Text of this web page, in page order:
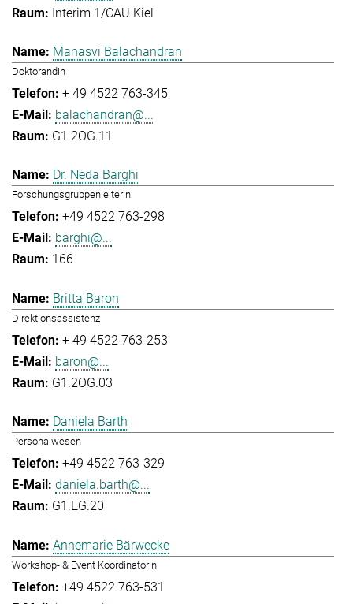
Interim 1/CAU Kiel
Manasvi Balachandran
Doktorandin
+ 49 4522 763-345
balachandran@...
G1.2OG.11
Dr. Neda Barghi
Forschungsgruppenleiterin
+49 4522 763-298
barghi@...
166
Britta Baron
Direktionsassistenz
+ 49 4522 763-253
baron@...
G1.2OG.03
Daniela Barth
Personalwesen
+49 4522 763-329
daniela.barth@...
G1.EG.20
Annemarie Bärwecke
Workshop- & Event Koordinatorin
+49 4522 763-531